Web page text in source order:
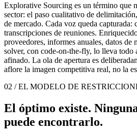
Explorative Sourcing es un término que
sector: el paso cualitativo de
de mercado. Cada voz queda capturada:
transcripciones de reuniones.
proveedores, informes anuales, datos de
solver, con code-on-the-fly, lo lleva todo
afinado. La ola de apertura es
aflore la imagen competitiva real, no la
02 / EL MODELO DE
El óptimo existe.
puede encontrarlo.